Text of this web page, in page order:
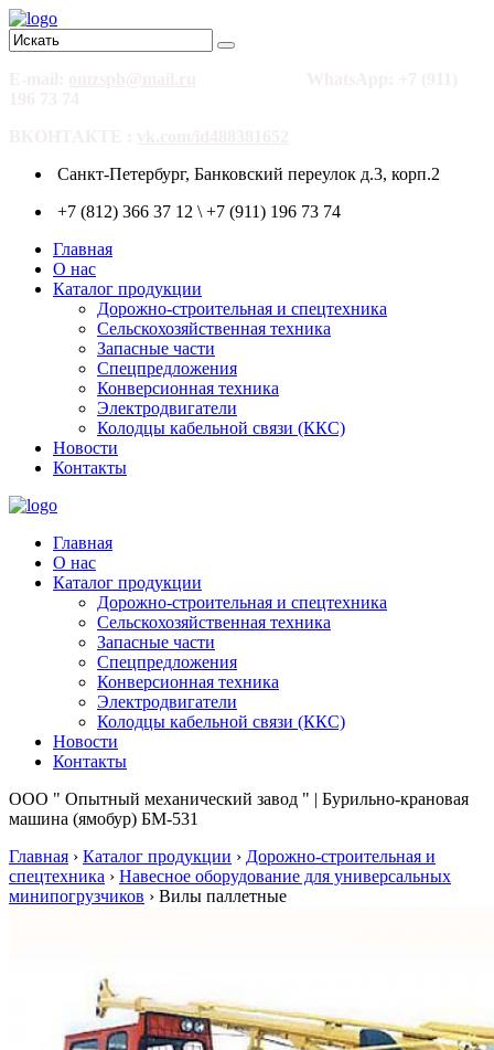
Санкт-Петербург, Банковский переулок д.3, корп.2
+7 (812) 366 37 12 \ +7 (911) 196 73 74
Главная
О нас
Каталог продукции
Дорожно-строительная и спецтехника
Сельскохозяйственная техника
Запасные части
Спецпредложения
Конверсионная техника
Электродвигатели
Колодцы кабельной связи (ККС)
Новости
Контакты
Главная
О нас
Каталог продукции
Дорожно-строительная и спецтехника
Сельскохозяйственная техника
Запасные части
Спецпредложения
Конверсионная техника
Электродвигатели
Колодцы кабельной связи (ККС)
Новости
Контакты
ООО " Опытный механический завод " | Бурильно-крановая
машина (ямобур) БМ-531
Главная › Каталог продукции › Дорожно-строительная и
спецтехника › Навесное оборудование для универсальных
минипогрузчиков › Вилы паллетные